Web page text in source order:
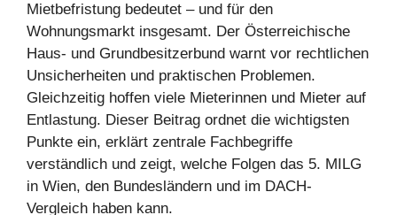
Mietbefristung bedeutet – und für den
Wohnungsmarkt insgesamt. Der Österreichische
Haus- und Grundbesitzerbund warnt vor rechtlichen
Unsicherheiten und praktischen Problemen.
Gleichzeitig hoffen viele Mieterinnen und Mieter auf
Entlastung. Dieser Beitrag ordnet die wichtigsten
Punkte ein, erklärt zentrale Fachbegriffe
verständlich und zeigt, welche Folgen das 5. MILG
in Wien, den Bundesländern und im DACH-
Vergleich haben kann.